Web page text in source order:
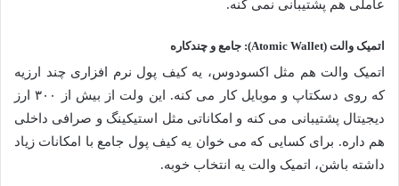
عاملی هم پشتیبانی نمی کنه.
اتمیک والت (Atomic Wallet): جامع و چندکاره
اتمیک والت هم مثل اکسودوس، یه کیف پول نرم افزاری چند ارزیه
که روی دسکتاپ و موبایل کار می کنه. این ولت از بیش از ۳۰۰ ارز
دیجیتال پشتیبانی می کنه و امکاناتی مثل استیکینگ و صرافی داخلی
هم داره. برای کسایی که می خوان یه کیف پول جامع با امکانات زیاد
داشته باشن، اتمیک والت یه انتخاب خوبه.